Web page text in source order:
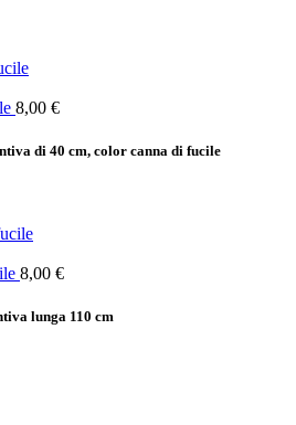
8,00 €
di 40 cm, color canna di fucile
8,00 €
lunga 110 cm